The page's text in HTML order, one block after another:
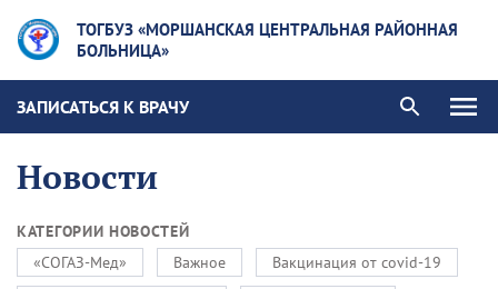
ТОГБУЗ «МОРШАНСКАЯ ЦЕНТРАЛЬНАЯ РАЙОННАЯ
БОЛЬНИЦА»
ЗАПИСАТЬСЯ К ВРАЧУ
Новости
КАТЕГОРИИ НОВОСТЕЙ
«СОГАЗ-Мед»
Важное
Вакцинация от covid-19